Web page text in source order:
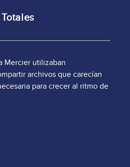
Mercier utilizaban
archivos que carecían
para crecer al ritmo de